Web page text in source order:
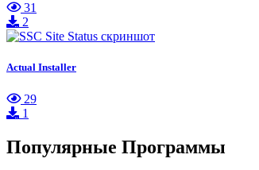
31
2
Actual Installer
29
1
Популярные Программы